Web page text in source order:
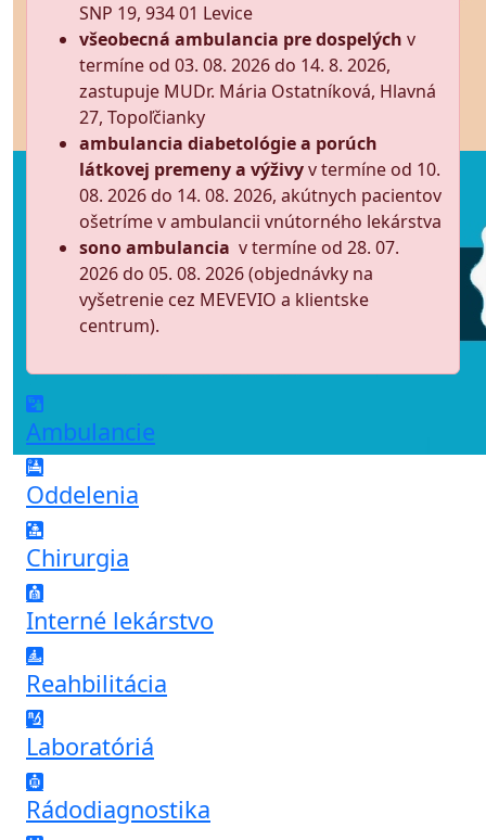
SNP 19, 934 01 Levice
všeobecná ambulancia pre dospelých v
termíne od 03. 08. 2026 do 14. 8. 2026,
zastupuje MUDr. Mária Ostatníková, Hlavná
27, Topoľčianky
ambulancia diabetológie a porúch
látkovej premeny a výživyv termíne od 10.
08. 2026 do 14. 08. 2026, akútnych pacientov
ošetríme v ambulancii vnútorného lekárstva
sono ambulancia v termíne od 28. 07.
2026 do 05. 08. 2026 (objednávky na
vyšetrenie cez MEVEVIO a klientske
centrum).
Ambulancie
Oddelenia
Chirurgia
Interné lekárstvo
Reahbilitácia
Laboratóriá
Rádodiagnostika